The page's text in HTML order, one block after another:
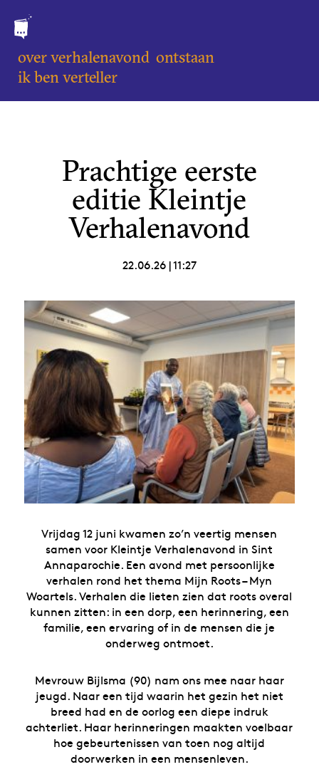
over verhalenavond ontstaan
ik ben verteller
Prachtige eerste
editie Kleintje
Verhalenavond
22.06.26|11:27
Vrijdag 12 juni kwamen zo’n veertig mensen
samen voor Kleintje Verhalenavond in Sint
Annaparochie. Een avond met persoonlijke
verhalen rond het thema Mijn Roots – Myn
Woartels. Verhalen die lieten zien dat roots overal
kunnen zitten: in een dorp, een herinnering, een
familie, een ervaring of in de mensen die je
onderweg ontmoet.
Mevrouw Bijlsma (90) nam ons mee naar haar
jeugd. Naar een tijd waarin het gezin het niet
breed had en de oorlog een diepe indruk
achterliet. Haar herinneringen maakten voelbaar
hoe gebeurtenissen van toen nog altijd
doorwerken in een mensenleven.